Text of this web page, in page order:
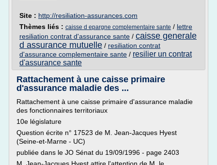
Site : http://resiliation-assurances.com
Thèmes liés : caisse d epargne complementaire sante / lettre
resiliation contrat d'assurance sante / caisse generale
d assurance mutuelle / resiliation contrat
d'assurance complementaire sante / resilier un contrat
d'assurance sante
Rattachement à une caisse primaire
d'assurance maladie des ...
Rattachement à une caisse primaire d'assurance maladie
des fonctionnaires territoriaux
10e législature
Question écrite n° 17523 de M. Jean-Jacques Hyest
(Seine-et-Marne - UC)
publiée dans le JO Sénat du 19/09/1996 - page 2403